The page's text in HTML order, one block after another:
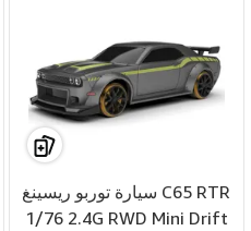
سيارة توربو ريسينغ C65 RTR
1/76 2.4G RWD Mini Drift